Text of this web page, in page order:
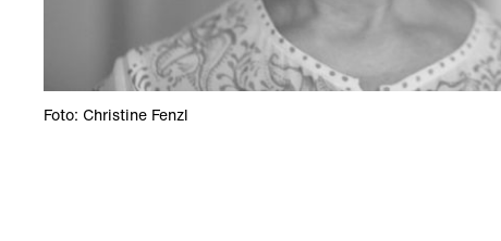
Foto: Christine Fenzl